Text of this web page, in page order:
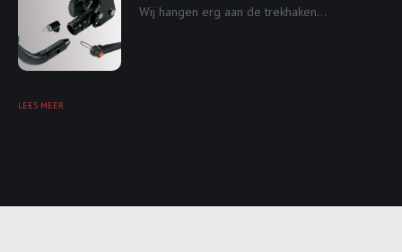
Wij hangen erg aan de trekhaken...
LEES MEER